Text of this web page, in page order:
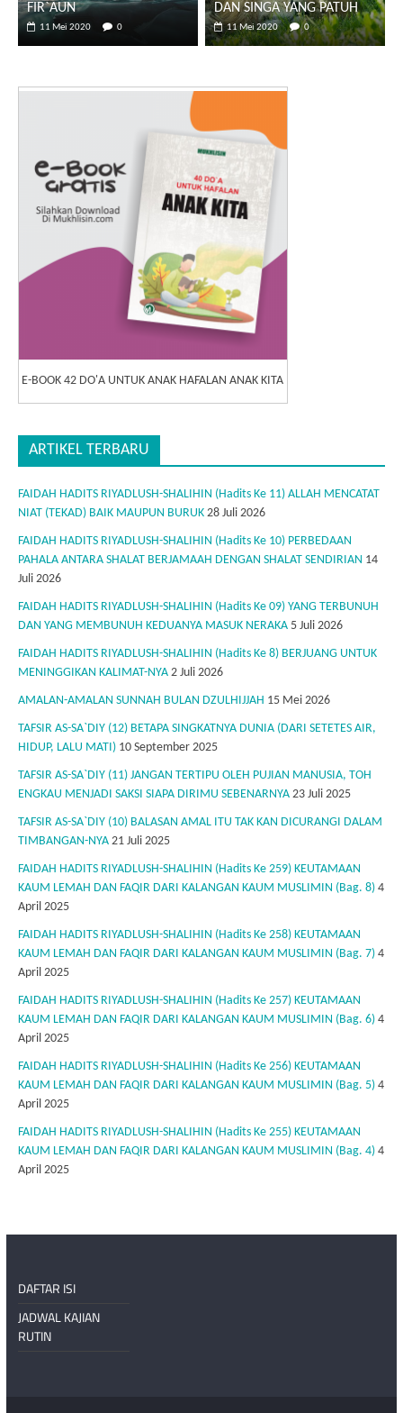
FIR`AUN
11 Mei 2020 0
DAN SINGA YANG PATUH
11 Mei 2020 0
E-BOOK 42 DO'A UNTUK ANAK HAFALAN ANAK KITA
ARTIKEL TERBARU
FAIDAH HADITS RIYADLUSH-SHALIHIN (Hadits Ke 11) ALLAH MENCATAT
NIAT (TEKAD) BAIK MAUPUN BURUK 28 Juli 2026
FAIDAH HADITS RIYADLUSH-SHALIHIN (Hadits Ke 10) PERBEDAAN
PAHALA ANTARA SHALAT BERJAMAAH DENGAN SHALAT SENDIRIAN 14
Juli 2026
FAIDAH HADITS RIYADLUSH-SHALIHIN (Hadits Ke 09) YANG TERBUNUH
DAN YANG MEMBUNUH KEDUANYA MASUK NERAKA 5 Juli 2026
FAIDAH HADITS RIYADLUSH-SHALIHIN (Hadits Ke 8) BERJUANG UNTUK
MENINGGIKAN KALIMAT-NYA 2 Juli 2026
AMALAN-AMALAN SUNNAH BULAN DZULHIJJAH 15 Mei 2026
TAFSIR AS-SA`DIY (12) BETAPA SINGKATNYA DUNIA (DARI SETETES AIR,
HIDUP, LALU MATI) 10 September 2025
TAFSIR AS-SA`DIY (11) JANGAN TERTIPU OLEH PUJIAN MANUSIA, TOH
ENGKAU MENJADI SAKSI SIAPA DIRIMU SEBENARNYA 23 Juli 2025
TAFSIR AS-SA`DIY (10) BALASAN AMAL ITU TAK KAN DICURANGI DALAM
TIMBANGAN-NYA 21 Juli 2025
FAIDAH HADITS RIYADLUSH-SHALIHIN (Hadits Ke 259) KEUTAMAAN
KAUM LEMAH DAN FAQIR DARI KALANGAN KAUM MUSLIMIN (Bag. 8) 4
April 2025
FAIDAH HADITS RIYADLUSH-SHALIHIN (Hadits Ke 258) KEUTAMAAN
KAUM LEMAH DAN FAQIR DARI KALANGAN KAUM MUSLIMIN (Bag. 7) 4
April 2025
FAIDAH HADITS RIYADLUSH-SHALIHIN (Hadits Ke 257) KEUTAMAAN
KAUM LEMAH DAN FAQIR DARI KALANGAN KAUM MUSLIMIN (Bag. 6) 4
April 2025
FAIDAH HADITS RIYADLUSH-SHALIHIN (Hadits Ke 256) KEUTAMAAN
KAUM LEMAH DAN FAQIR DARI KALANGAN KAUM MUSLIMIN (Bag. 5) 4
April 2025
FAIDAH HADITS RIYADLUSH-SHALIHIN (Hadits Ke 255) KEUTAMAAN
KAUM LEMAH DAN FAQIR DARI KALANGAN KAUM MUSLIMIN (Bag. 4) 4
April 2025
DAFTAR ISI
JADWAL KAJIAN
RUTIN